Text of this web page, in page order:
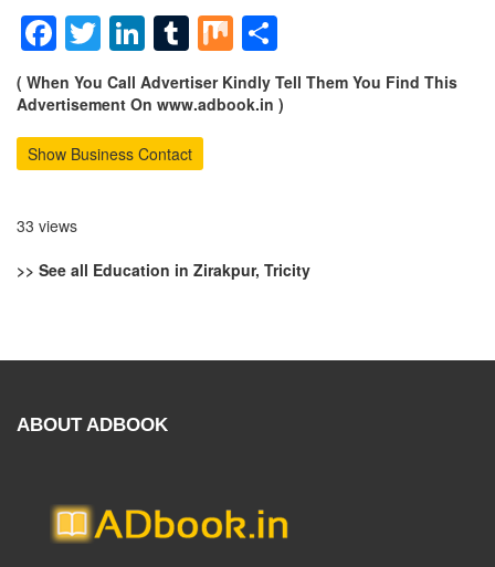
Facebook
Twitter
LinkedIn
Tumblr
Mix
( When You Call Advertiser Kindly Tell Them You Find This
Advertisement On www.adbook.in )
Show Business Contact
33 views
>> See all Education in Zirakpur, Tricity
ABOUT ADBOOK